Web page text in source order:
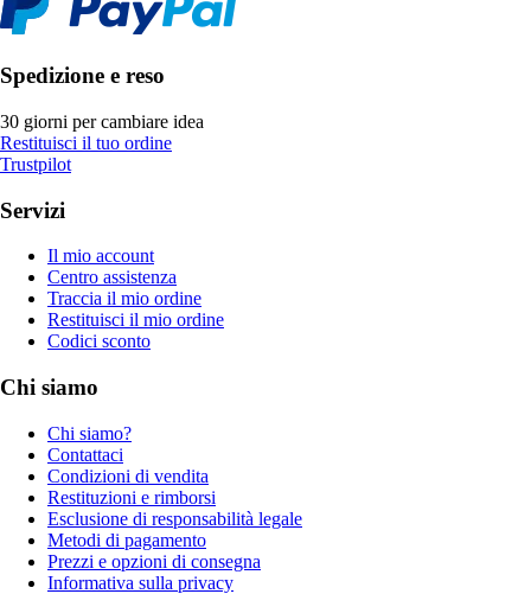
Spedizione e reso
30 giorni per cambiare idea
Restituisci il tuo ordine
Trustpilot
Servizi
Il mio account
Centro assistenza
Traccia il mio ordine
Restituisci il mio ordine
Codici sconto
Chi siamo
Chi siamo?
Contattaci
Condizioni di vendita
Restituzioni e rimborsi
Esclusione di responsabilità legale
Metodi di pagamento
Prezzi e opzioni di consegna
Informativa sulla privacy